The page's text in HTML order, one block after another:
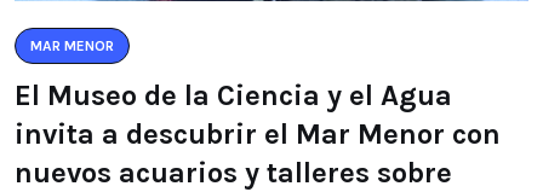
MAR MENOR
El Museo de la Ciencia y el Agua
invita a descubrir el Mar Menor con
nuevos acuarios y talleres sobre